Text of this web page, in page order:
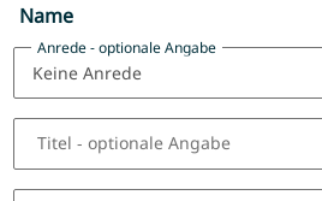
Name
Anrede- optionale Angabe
Titel - optionale Angabe